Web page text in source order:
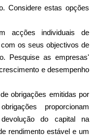
Considere estas opções
acções individuais de
os seus objectivos de
Pesquise as empresas'
e desempenho
obrigações emitidas por
proporcionam
do capital na
rendimento estável e um